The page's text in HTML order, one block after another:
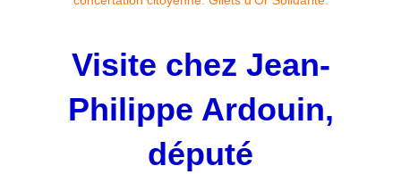
Visite chez Jean-
Philippe Ardouin,
député